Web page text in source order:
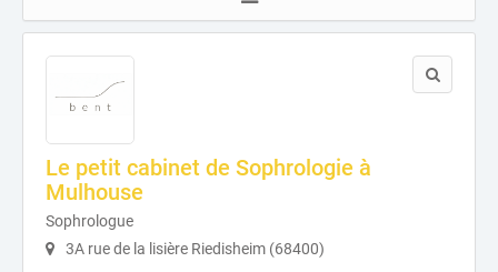
Le petit cabinet de Sophrologie à
Mulhouse
Sophrologue
3A rue de la lisière Riedisheim (68400)